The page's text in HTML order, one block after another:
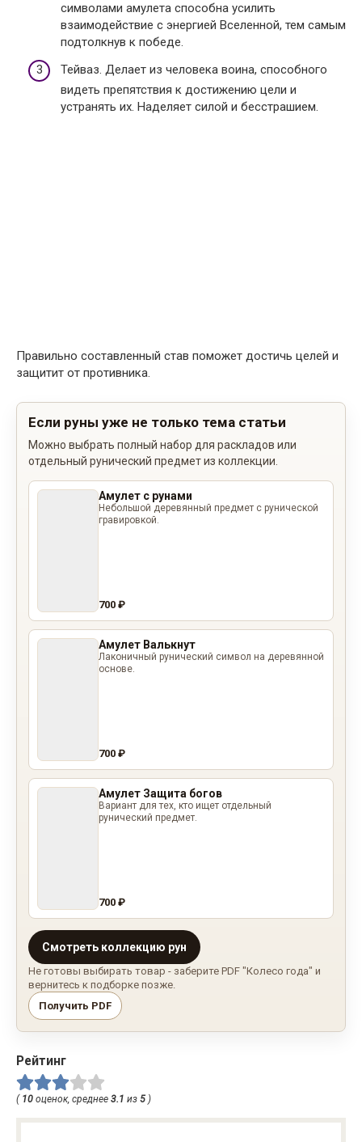
символами амулета способна усилить
взаимодействие с энергией Вселенной, тем самым
подтолкнув к победе.
Тейваз. Делает из человека воина, способного
видеть препятствия к достижению цели и
устранять их. Наделяет силой и бесстрашием.
Правильно составленный став поможет достичь целей и
защитит от противника.
Если руны уже не только тема статьи
Можно выбрать полный набор для раскладов или
отдельный рунический предмет из коллекции.
Амулет с рунами
Небольшой деревянный предмет с рунической
гравировкой.
700 ₽
Амулет Валькнут
Лаконичный рунический символ на деревянной
основе.
700 ₽
Амулет Защита богов
Вариант для тех, кто ищет отдельный
рунический предмет.
700 ₽
Смотреть коллекцию рун
Не готовы выбирать товар - заберите PDF "Колесо года" и
вернитесь к подборке позже.
Получить PDF
Рейтинг
( 10 оценок, среднее 3.1 из 5 )